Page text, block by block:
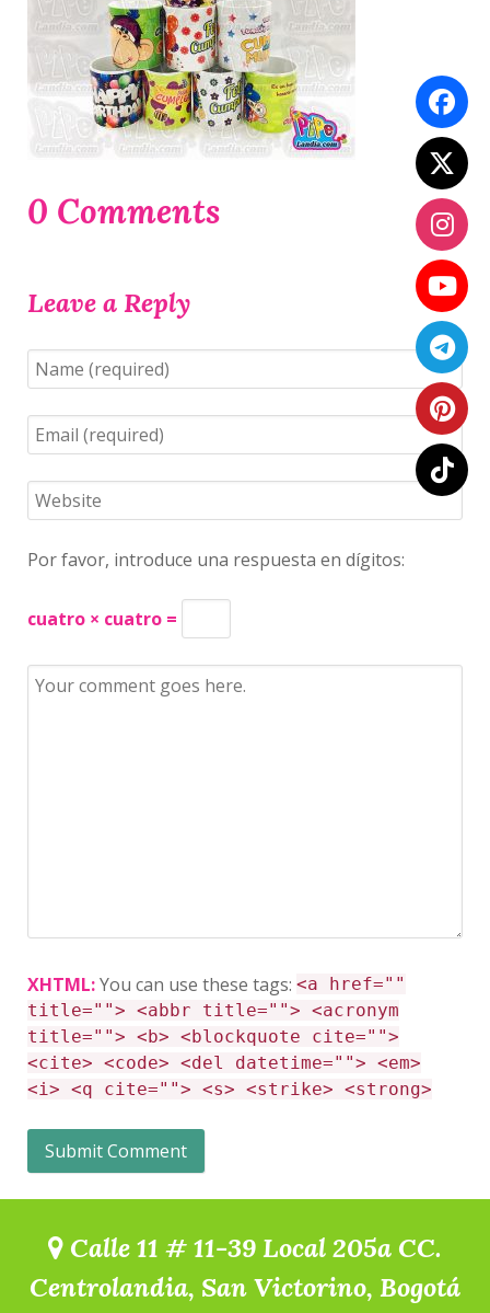
0 Comments
Leave a Reply
Por favor, introduce una respuesta en dígitos:
cuatro × cuatro =
XHTML:You can use these tags: <a href=""
title=""> <abbr title=""> <acronym
title=""> <b> <blockquote cite="">
<cite> <code> <del datetime=""> <em>
<i> <q cite=""> <s> <strike> <strong>
Calle 11 # 11-39 Local 205a CC.
Centrolandia, San Victorino, Bogotá